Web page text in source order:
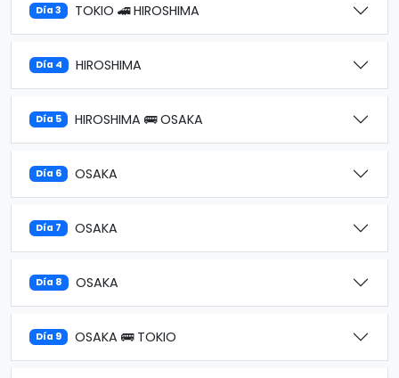
Día 3 TOKIO 🚄 HIROSHIMA
Día 4 HIROSHIMA
Día 5 HIROSHIMA 🚌 OSAKA
Día 6 OSAKA
Día 7 OSAKA
Día 8 OSAKA
Día 9 OSAKA 🚌 TOKIO